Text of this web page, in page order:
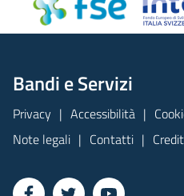
Bandi e Servizi
Privacy Accessibilità
Note legali
Contatti